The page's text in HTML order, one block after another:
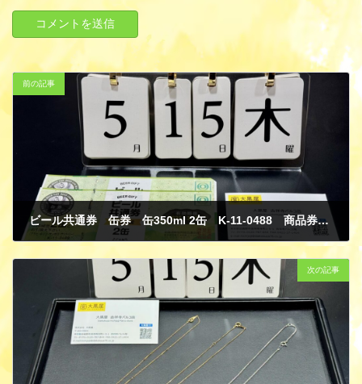
前の記事
ビール共通券 缶券 缶350ml 2缶 K-11-0488 商品券 金券 買取
次の記事